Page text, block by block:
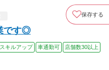
保存する
です◎
スキルアップ 車通勤可
店舗数30以上